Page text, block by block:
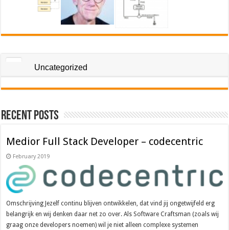
Uncategorized
Recent Posts
Medior Full Stack Developer – codecentric
February 2019
Omschrijving Jezelf continu blijven ontwikkelen, dat vind jij ongetwijfeld erg
belangrijk en wij denken daar net zo over. Als Software Craftsman (zoals wij
graag onze developers noemen) wil je niet alleen complexe systemen